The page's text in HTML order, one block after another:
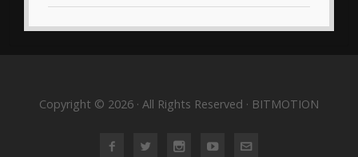
Copyright © 2026 · All Rights Reserved · BITMOTION